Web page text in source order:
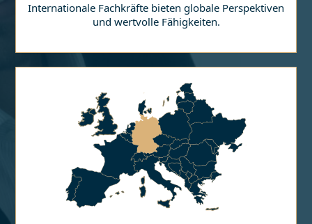
Internationale Fachkräfte bieten globale Perspektiven
und wertvolle Fähigkeiten.